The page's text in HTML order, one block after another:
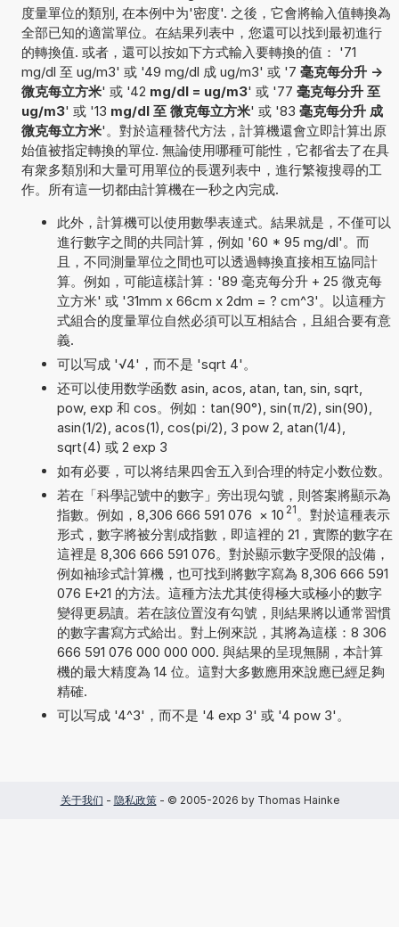
度量單位的類別, 在本例中为'密度'. 之後，它會將輸入值轉換為
全部已知的適當單位。在結果列表中，您還可以找到最初進行
的轉換值. 或者，還可以按如下方式輸入要轉換的值： '71
mg/dl 至 ug/m3' 或 '49 mg/dl 成 ug/m3' 或 '7 毫克每分升 ->
微克每立方米' 或 '42 mg/dl = ug/m3' 或 '77 毫克每分升 至
ug/m3' 或 '13 mg/dl 至 微克每立方米' 或 '83 毫克每分升 成
微克每立方米'。對於這種替代方法，計算機還會立即計算出原
始值被指定轉換的單位. 無論使用哪種可能性，它都省去了在具
有衆多類別和大量可用單位的長選列表中，進行繁複搜尋的工
作。所有這一切都由計算機在一秒之內完成.
此外，計算機可以使用數學表達式。結果就是，不僅可以
進行數字之間的共同計算，例如 '60 * 95 mg/dl'。而
且，不同測量單位之間也可以透過轉換直接相互協同計
算。例如，可能這樣計算：'89 毫克每分升 + 25 微克每
立方米' 或 '31mm x 66cm x 2dm = ? cm^3'。以這種方
式組合的度量單位自然必須可以互相結合，且組合要有意
義.
可以写成 '√4'，而不是 'sqrt 4'。
还可以使用数学函数 asin, acos, atan, tan, sin, sqrt,
pow, exp 和 cos。例如：tan(90°), sin(π/2), sin(90),
asin(1/2), acos(1), cos(pi/2), 3 pow 2, atan(1/4),
sqrt(4) 或 2 exp 3
如有必要，可以将结果四舍五入到合理的特定小数位数。
若在「科學記號中的數字」旁出現勾號，則答案將顯示為
指數。例如，8,306 666 591 076 × 10 21 。對於這種表示
形式，數字將被分割成指數，即這裡的 21，實際的數字在
這裡是 8,306 666 591 076。對於顯示數字受限的設備，
例如袖珍式計算機，也可找到將數字寫為 8,306 666 591
076 E+21 的方法。這種方法尤其使得極大或極小的數字
變得更易讀。若在該位置沒有勾號，則結果將以通常習慣
的數字書寫方式給出。對上例來説，其將為這樣：8 306
666 591 076 000 000 000. 與結果的呈現無關，本計算
機的最大精度為 14 位。這對大多數應用來說應已經足夠
精確.
可以写成 '4^3'，而不是 '4 exp 3' 或 '4 pow 3'。
关于我们 - 隐私政策- © 2005-2026 by Thomas Hainke